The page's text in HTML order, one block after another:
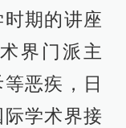
期的讲座
界门派主
恶疾，日
学术界接